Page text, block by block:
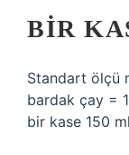
BIR
Standart ölçü
bardak çay =
bir kase 150